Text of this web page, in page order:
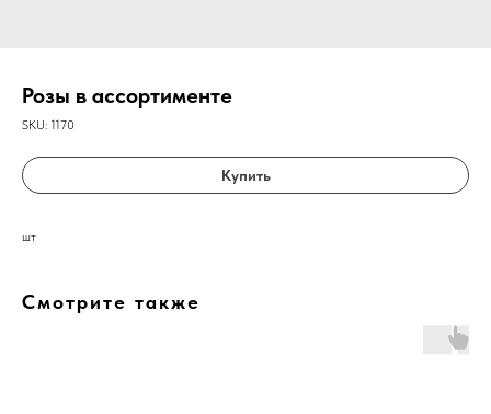
Розы в ассортименте
SKU: 1170
Купить
шт
Смотрите также